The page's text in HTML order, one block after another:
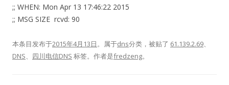
;; WHEN: Mon Apr 13 17:46:22 2015
;; MSG SIZE rcvd: 90
本条目发布于2015年4月13日。属于dns分类，被贴了 61.139.2.69、
DNS、 四川电信DNS 标签。 作者是fredzeng。